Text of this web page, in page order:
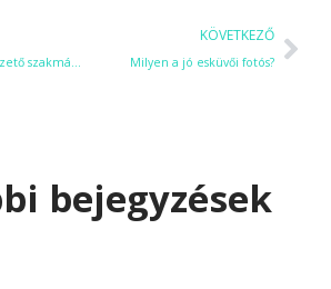
Bevezetés a boltvezető szakmába
KÖVETKEZŐ
Milyen a jó esküvői fotós?
bejegyzések